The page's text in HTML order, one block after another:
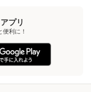
プリ
利に！